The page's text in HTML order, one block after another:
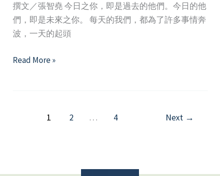
撰文／張智堯 今日之你，即是過去的他們。今日的他
們，即是未來之你。 每天的我們，都為了許多事情奔
波，一天的起頭
為
Read More »
1 2 … 4 Next →